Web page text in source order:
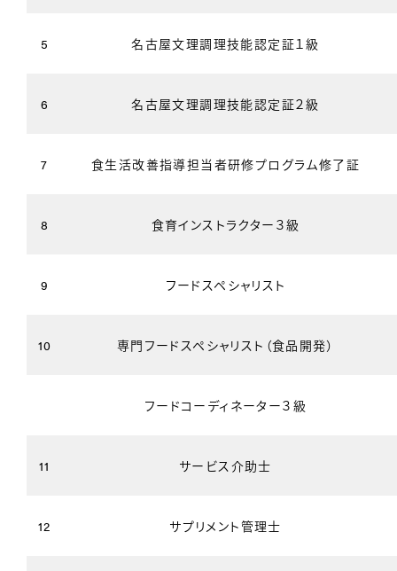
5 名古屋文理調理技能認定証１級
6 名古屋文理調理技能認定証２級
7 食生活改善指導担当者研修プログラム修了証
8 食育インストラクター３級
9 フードスペシャリスト
10 専門フードスペシャリスト（食品開発）
フードコーディネーター３級
11 サービス介助士
12 サプリメント管理士